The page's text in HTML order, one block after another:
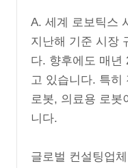
A. 세계 로보틱스
지난해 기준 시장
다. 향후에도 매년
고 있습니다. 특히
로봇, 의료용 로봇
니다.
글로벌 컨설팅업